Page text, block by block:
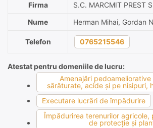
Firma
S.C. MARCMIT PREST
Nume
Herman Mihai, Gordan
Telefon 0765215546
Atestat pentru domeniile de lucru:
Amenajări
sărăturate, acide şi pe nisipuri,
Executare lucrări de împădurire
Împădurirea terenurilor agricole,
de protecţie şi